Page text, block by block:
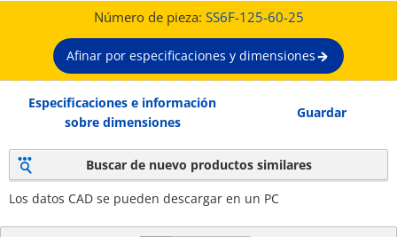
Número de pieza: SS6F-125-60-25
Afinar por especificaciones y dimensiones
Especificaciones e información
sobre dimensiones
Guardar
Buscar de nuevo productos similares
Los datos CAD se pueden descargar en un PC